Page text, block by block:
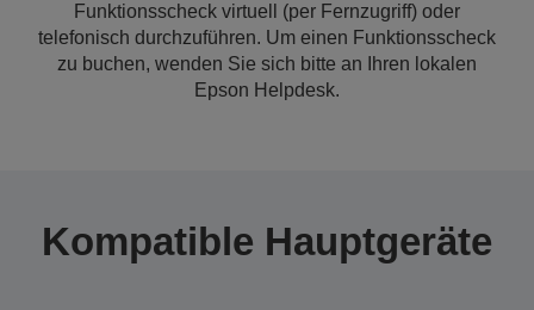
Funktionsscheck virtuell (per Fernzugriff) oder
telefonisch durchzuführen. Um einen Funktionsscheck
zu buchen, wenden Sie sich bitte an Ihren lokalen
Epson Helpdesk.
Kompatible Hauptgeräte